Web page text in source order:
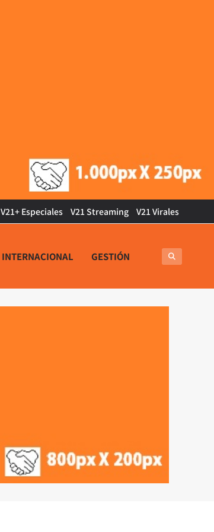
V21+ Especiales V21 Streaming V21 Virales
INTERNACIONAL GESTIÓN